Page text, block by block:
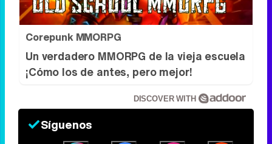
Corepunk MMORPG
Un verdadero MMORPG de la vieja escuela
¡Cómo los de antes, pero mejor!
DISCOVER WITH
Síguenos